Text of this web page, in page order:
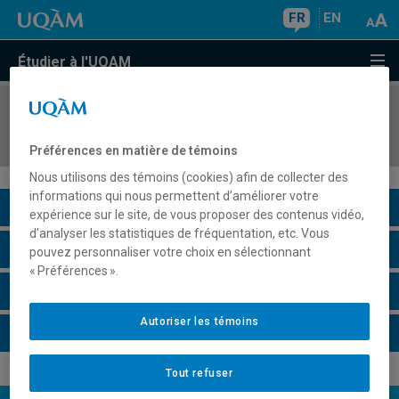
FR EN
Étudier à l'UQAM
COURS//
Description du cours
Horaire - Été 2026
Préférences en matière de témoins
Nous utilisons des témoins (cookies) afin de collecter des
informations qui nous permettent d’améliorer votre
expérience sur le site, de vous proposer des contenus vidéo,
d’analyser les statistiques de fréquentation, etc. Vous
pouvez personnaliser votre choix en sélectionnant
« Préférences ».
Tout refuser
Autoriser les témoins